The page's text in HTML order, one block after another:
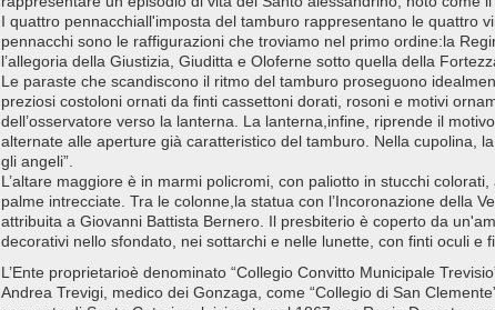
I quattro pennacchiall'imposta del tamburo rappresentano le quattro
pennacchi sono le raffigurazioni che troviamo nel primo ordine:la
l’allegoria della Giustizia, Giuditta e Oloferne sotto quella della
Le paraste che scandiscono il ritmo del tamburo proseguono
preziosi costoloni ornati da finti cassettoni dorati, rosoni e motivi
dell’osservatore verso la lanterna. La lanterna,infine, riprende il
alternate alle aperture già caratteristico del tamburo. Nella cupolina,
gli angeli”.
L’altare maggiore è in marmi policromi, con paliotto in stucchi
palme intrecciate. Tra le colonne,la statua con l’Incoronazione della
attribuita a Giovanni Battista Bernero. Il presbiterio è coperto da
decorativi nello sfondato, nei sottarchi e nelle lunette, con finti oculi e
L’Ente proprietarioè denominato “Collegio Convitto Municipale
Andrea Trevigi, medico dei Gonzaga, come “Collegio di San